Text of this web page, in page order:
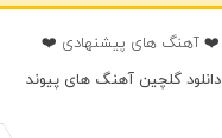
❤️ آهنگ های پیشنهادی ❤️
دانلود گلچین آهنگ های پیوند